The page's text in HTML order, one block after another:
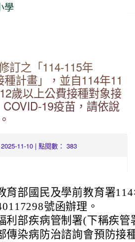
訂之「114-115年
計畫」，並自114年11
歲以上公費接種對象接
19疫苗，請依說
11-10 | 點閱數： 383
育部國民及學前教育署
號函辦理。
利部疾病管制署(下稱疾
傳染病防治諮詢會預防接